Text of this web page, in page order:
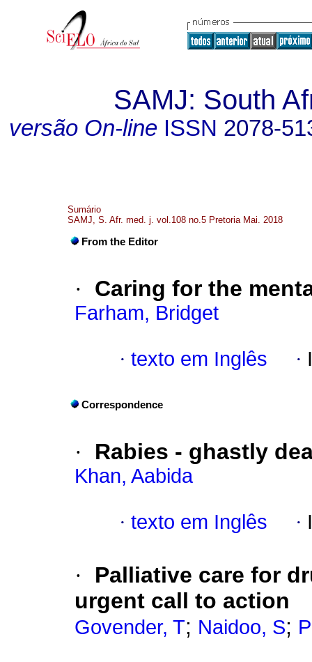
SAMJ: South
versão On-line ISSN 2078-
Sumário
SAMJ, S. Afr. med. j. vol.108 no.5 Pretoria Mai. 2018
From the Editor
· Caring for the
Farham, Bridget
· texto em Inglês ·
Correspondence
· Rabies - ghastly
Khan, Aabida
· texto em Inglês ·
·
Palliative care for
urgent call to action
Govender, T; Naidoo, S;